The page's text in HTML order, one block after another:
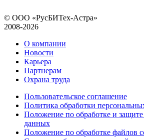
© ООО «РусБИТех-Астра»
2008-2026
О компании
Новости
Карьера
Партнерам
Охрана труда
Пользовательское соглашение
Политика обработки
Положение по обработке и
данных
Положение по обработке файлов